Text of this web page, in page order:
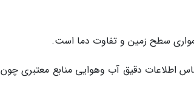
سطح زمین و تفاوت دما است.
اطلاعات دقیق آب وهوایی منابع معتبری چون